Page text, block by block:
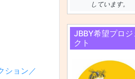
ション／
しています。
JBBY希望プロジ
クト